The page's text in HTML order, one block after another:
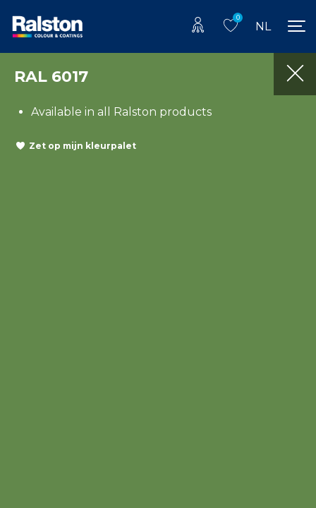
0
NL
RAL 6017
Available in all Ralston products
Zet op mijn kleurpalet